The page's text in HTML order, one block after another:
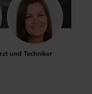
und Techniker